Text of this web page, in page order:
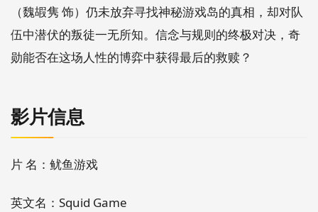
（魏嘏隽 饰）仍未放弃寻找神秘游戏岛的真相，却对队
伍中潜伏的叛徒一无所知。信念与规则的终极对决，奇
勋能否在这场人性的博弈中获得最后的救赎？
影片信息
片 名：鱿鱼游戏
英文名：Squid Game